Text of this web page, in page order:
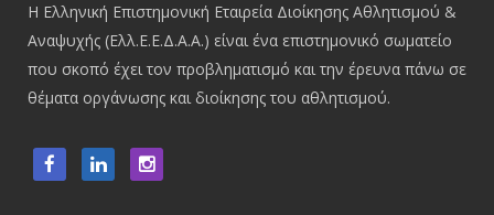
Η Ελληνική Επιστημονική Εταιρεία Διοίκησης Αθλητισμού &
Αναψυχής (Ελλ.Ε.Ε.Δ.Α.Α.) είναι ένα επιστημονικό σωματείο
που σκοπό έχει τον προβληματισμό και την έρευνα πάνω σε
θέματα οργάνωσης και διοίκησης του αθλητισμού.